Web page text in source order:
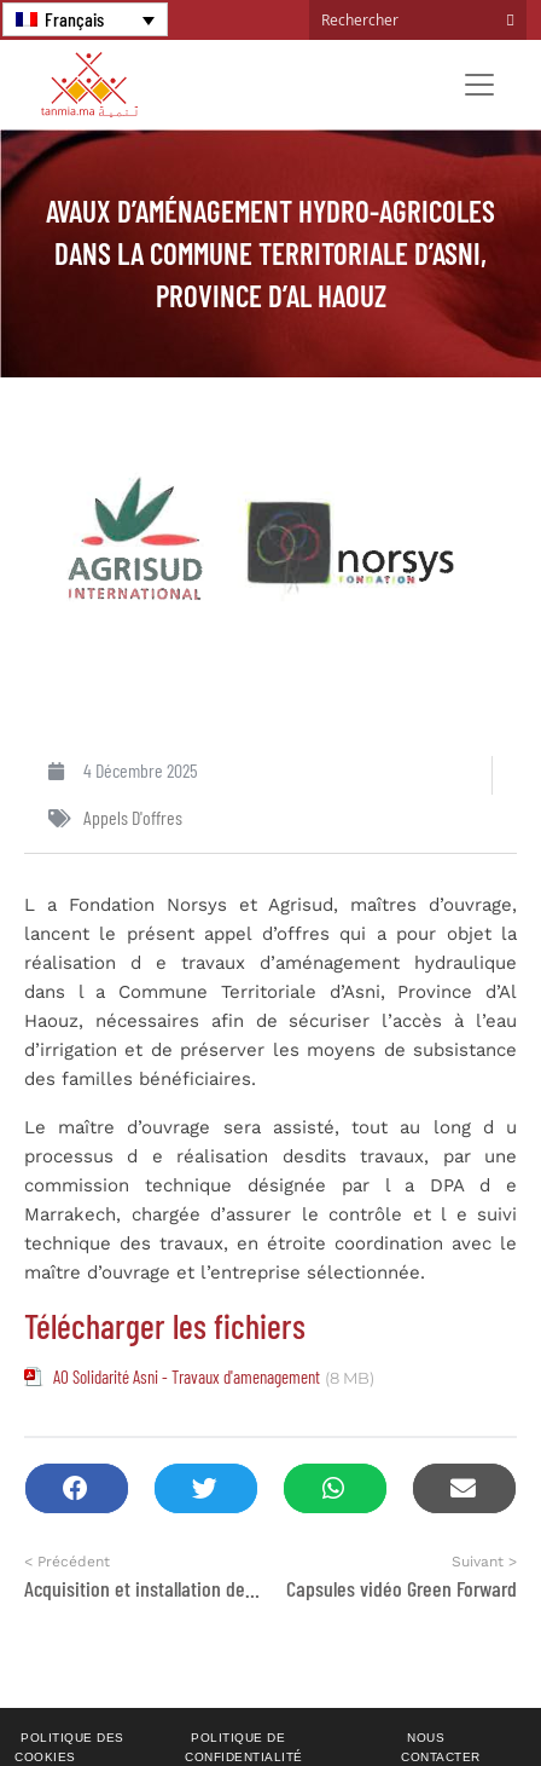
Français
AVAUX D’AMÉNAGEMENT HYDRO-AGRICOLES
DANS LA COMMUNE TERRITORIALE D’ASNI,
PROVINCE D’AL HAOUZ
4 Décembre 2025
Appels D'offres
L a Fondation Norsys et Agrisud, maîtres d’ouvrage,
lancent le présent appel d’offres qui a pour objet la
réalisation d e travaux d’aménagement hydraulique
dans l a Commune Territoriale d’Asni, Province d’Al
Haouz, nécessaires afin de sécuriser l’accès à l’eau
d’irrigation et de préserver les moyens de subsistance
des familles bénéficiaires.
Le maître d’ouvrage sera assisté, tout au long d u
processus d e réalisation desdits travaux, par une
commission technique désignée par l a DPA d e
Marrakech, chargée d’assurer le contrôle et l e suivi
technique des travaux, en étroite coordination avec le
maître d’ouvrage et l’entreprise sélectionnée.
Télécharger les fichiers
AO Solidarité Asni - Travaux d'amenagement (8 MB)
< Précédent Suivant >
Capsules vidéo Green Forward
POLITIQUE DES
COOKIES
POLITIQUE DE
CONFIDENTIALITÉ
NOUS
CONTACTER